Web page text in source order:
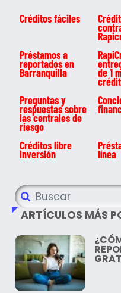
Créditos fáciles
Préstamos a
reportados en
Barranquilla de 1
Preguntas y
respuestas sobre
las centrales de
riesgo
Créditos libre
inversión línea
ARTÍCULOS MÁS